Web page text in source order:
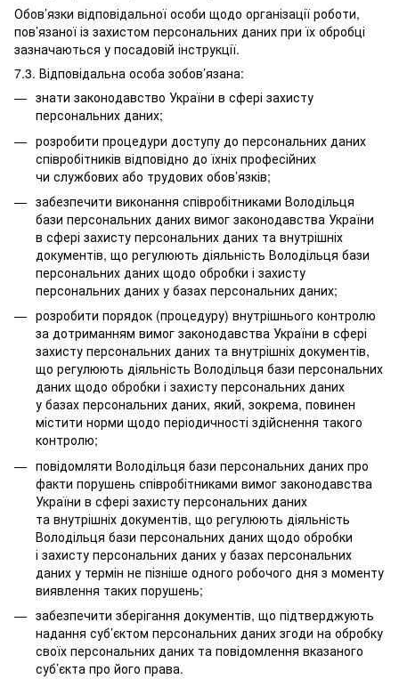
Обов’язки відповідальної особи щодо організації роботи,
пов’язаної із захистом персональних даних при їх обробці
зазначаються у посадовій інструкції.
7.3. Відповідальна особа зобов’язана:
знати законодавство України в сфері захисту
персональних даних;
розробити процедури доступу до персональних даних
співробітників відповідно до їхніх професійних
чи службових або трудових обов’язків;
забезпечити виконання співробітниками Володільця
бази персональних даних вимог законодавства України
в сфері захисту персональних даних та внутрішніх
документів, що регулюють діяльність Володільця бази
персональних даних щодо обробки і захисту
персональних даних у базах персональних даних;
розробити порядок (процедуру) внутрішнього контролю
за дотриманням вимог законодавства України в сфері
захисту персональних даних та внутрішніх документів,
що регулюють діяльність Володільця бази персональних
даних щодо обробки і захисту персональних даних
у базах персональних даних, який, зокрема, повинен
містити норми щодо періодичності здійснення такого
контролю;
повідомляти Володільця бази персональних даних про
факти порушень співробітниками вимог законодавства
України в сфері захисту персональних даних
та внутрішніх документів, що регулюють діяльність
Володільця бази персональних даних щодо обробки
і захисту персональних даних у базах персональних
даних у термін не пізніше одного робочого дня з моменту
виявлення таких порушень;
забезпечити зберігання документів, що підтверджують
надання суб’єктом персональних даних згоди на обробку
своїх персональних даних та повідомлення вказаного
суб’єкта про його права.